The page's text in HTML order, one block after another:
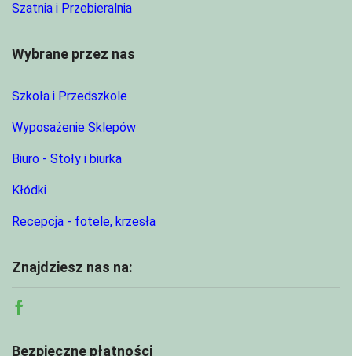
Szatnia i Przebieralnia
Wybrane przez nas
Szkoła i Przedszkole
Wyposażenie Sklepów
Biuro - Stoły i biurka
Kłódki
Recepcja - fotele, krzesła
Znajdziesz nas na:
Facebook
Bezpieczne płatności